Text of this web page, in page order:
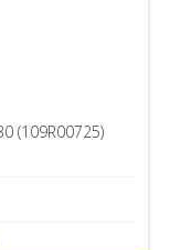
(109R00725)